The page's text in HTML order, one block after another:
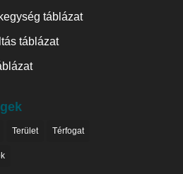
táblázat
táblázat
Terület Térfogat